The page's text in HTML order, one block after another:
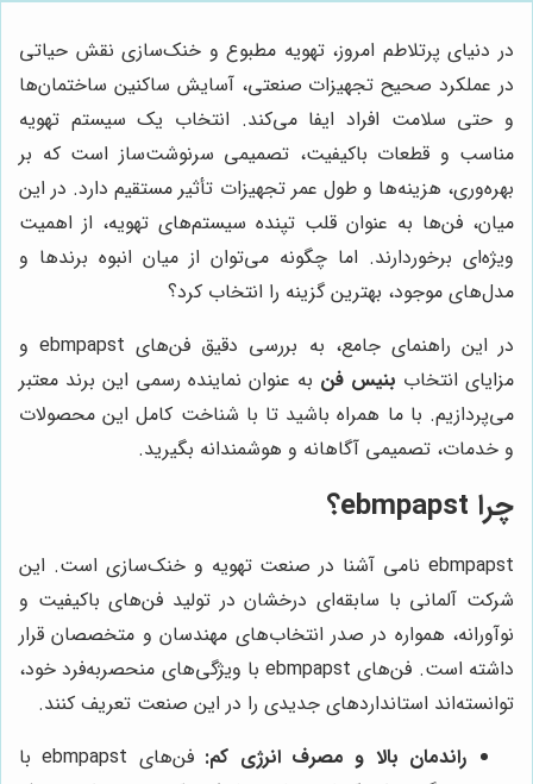
در دنیای پرتلاطم امروز، تهویه مطبوع و خنک‌سازی نقش حیاتی
در عملکرد صحیح تجهیزات صنعتی، آسایش ساکنین ساختمان‌ها
و حتی سلامت افراد ایفا می‌کند. انتخاب یک سیستم تهویه
مناسب و قطعات باکیفیت، تصمیمی سرنوشت‌ساز است که بر
بهره‌وری، هزینه‌ها و طول عمر تجهیزات تأثیر مستقیم دارد. در این
میان، فن‌ها به عنوان قلب تپنده سیستم‌های تهویه، از اهمیت
ویژه‌ای برخوردارند. اما چگونه می‌توان از میان انبوه برندها و
مدل‌های موجود، بهترین گزینه را انتخاب کرد؟
در این راهنمای جامع، به بررسی دقیق فن‌های ebmpapst و
مزایای انتخاب بنیس فن به عنوان نماینده رسمی این برند معتبر
می‌پردازیم. با ما همراه باشید تا با شناخت کامل این محصولات
و خدمات، تصمیمی آگاهانه و هوشمندانه بگیرید.
چرا ebmpapst؟
ebmpapst نامی آشنا در صنعت تهویه و خنک‌سازی است. این
شرکت آلمانی با سابقه‌ای درخشان در تولید فن‌های باکیفیت و
نوآورانه، همواره در صدر انتخاب‌های مهندسان و متخصصان قرار
داشته است. فن‌های ebmpapst با ویژگی‌های منحصربه‌فرد خود،
توانسته‌اند استانداردهای جدیدی را در این صنعت تعریف کنند.
راندمان بالا و مصرف انرژی کم:
فن‌های ebmpapst با